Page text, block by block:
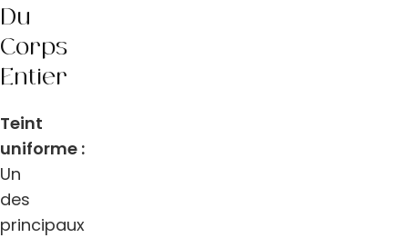
Du
Corps
Entier
Teint
uniforme :
Un
des
principaux